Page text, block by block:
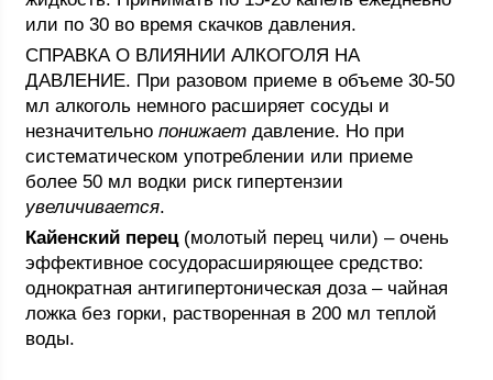
или по 30 во время скачков давления.
СПРАВКА О ВЛИЯНИИ АЛКОГОЛЯ НА
ДАВЛЕНИЕ. При разовом приеме в объеме 30-50
мл алкоголь немного расширяет сосуды и
незначительнопонижает давление. Но при
систематическом употреблении или приеме
более 50 мл водки риск гипертензии
увеличивается.
Кайенский перец(молотый перец чили) – очень
эффективное сосудорасширяющее средство:
однократная антигипертоническая доза – чайная
ложка без горки, растворенная в 200 мл теплой
воды.